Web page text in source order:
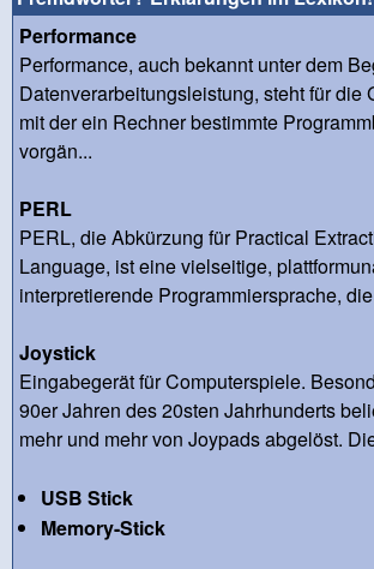
Performance
Performance, auch bekannt unter dem
Datenverarbeitungsleistung, steht für die
mit der ein Rechner bestimmte
vorgän...
PERL
PERL, die Abkürzung für Practical
Language, ist eine vielseitige,
interpretierende Programmiersprache,
Joystick
Eingabegerät für Computerspiele.
90er Jahren des 20sten Jahrhunderts
mehr und mehr von Joypads abgelöst.
USB Stick
Memory-Stick